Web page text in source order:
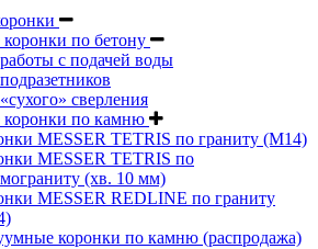
по бетону
с подачей воды
сверления
по камню
MESSER TETRIS по граниту (М14)
MESSER TETRIS по
(хв. 10 мм)
MESSER REDLINE по граниту
коронки по камню (распродажа)